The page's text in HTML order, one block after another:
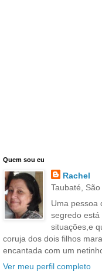
Quem sou eu
Rachel
Taubaté,
Uma pessoa
segredo
situações,e
coruja dos dois filhos
encantada com um
Ver meu perfil completo